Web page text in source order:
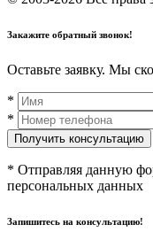
Закажите обратный звонок!
Оставьте заявку. Мы
*
*
* Отправляя данную
персональных данных
Запишитесь на консультацию!